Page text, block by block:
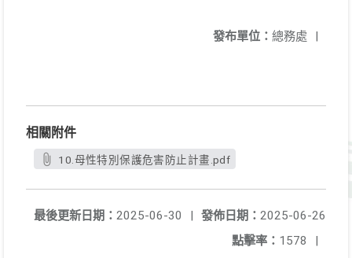
發布單位： 總務處 |
相關附件
10.母性特別保護危害防止計畫.pdf
發佈日期： 2025-06-26
最後更新日期： 2025-06-30
|
點擊率： 1578 |